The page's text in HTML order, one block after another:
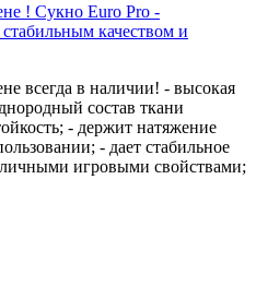
! Сукно Euro Pro -
качеством и
всегда в наличии! - высокая
состав ткани
- держит натяжение
- дает стабильное
игровыми свойствами;